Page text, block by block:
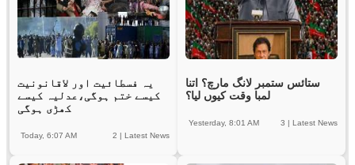
یہ فسطائیت اور لاقانونیت
کیسے ختم ہوگی،عدلیہ کیسے
کھڑی ہوگی
2 | Latest News
Today, 6:07 AM
ستائس ستمبر لانگ مارچ؟ اتنا
لمبا وقت کیوں لیا؟
3 | Latest News
Yesterday, 8:01 AM